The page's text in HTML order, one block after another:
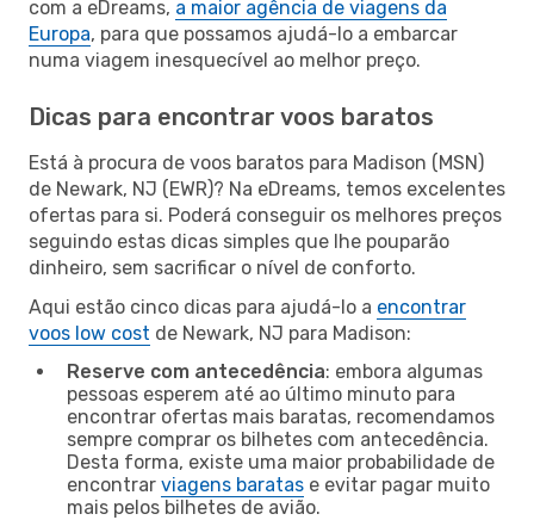
com a eDreams, a maior agência de viagens da
Europa, para que possamos ajudá-lo a embarcar
numa viagem inesquecível ao melhor preço.
Dicas para encontrar voos baratos
Está à procura de voos baratos para Madison (MSN)
de Newark, NJ (EWR)? Na eDreams, temos excelentes
ofertas para si. Poderá conseguir os melhores preços
seguindo estas dicas simples que lhe pouparão
dinheiro, sem sacrificar o nível de conforto.
Aqui estão cinco dicas para ajudá-lo a encontrar
voos low cost de Newark, NJ para Madison:
Reserve com antecedência: embora algumas
pessoas esperem até ao último minuto para
encontrar ofertas mais baratas, recomendamos
sempre comprar os bilhetes com antecedência.
Desta forma, existe uma maior probabilidade de
encontrar viagens baratas e evitar pagar muito
mais pelos bilhetes de avião.